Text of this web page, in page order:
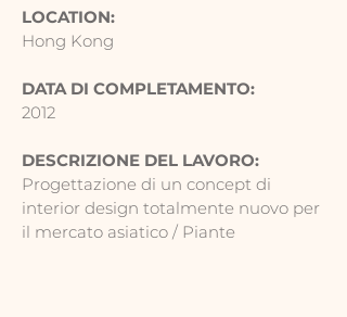
LOCATION:
Hong Kong
DATA DI COMPLETAMENTO:
2012
DESCRIZIONE DEL LAVORO:
Progettazione di un concept di
interior design totalmente nuovo per
il mercato asiatico / Piante